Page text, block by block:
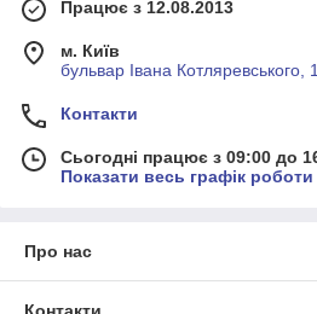
Працює з 12.08.2013
м. Київ
бульвар Івана Котляревського,
Контакти
Сьогодні працює з 09:00 до
Показати весь графік роботи
Про нас